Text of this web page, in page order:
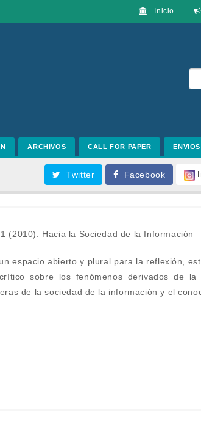
Inicio
ARCHIVOS CALL FOR PAPER ENVIOS
Twitter Facebook
(2010): Hacia la Sociedad de la Información
espacio abierto y plural para la reflexión,
sobre los fenómenos derivados de
de la sociedad de la información y el